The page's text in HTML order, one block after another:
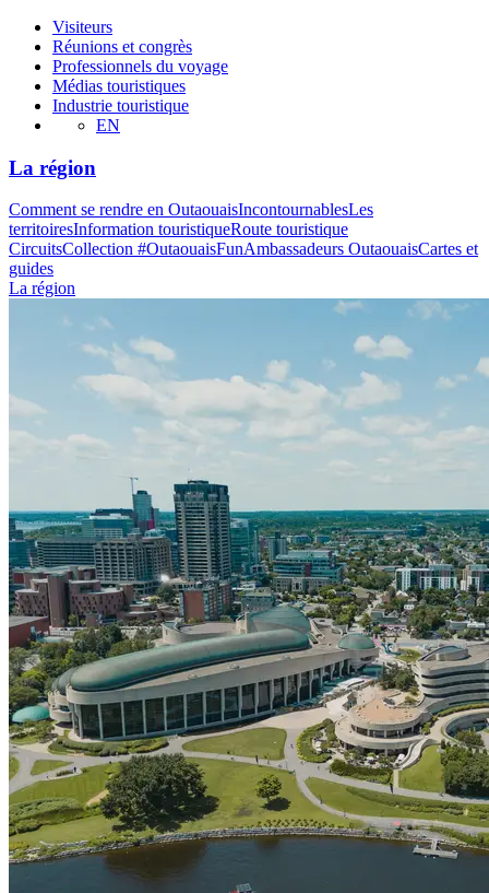
Visiteurs
Réunions et congrès
Professionnels du voyage
Médias touristiques
Industrie touristique
EN
La région
Comment se rendre en OutaouaisIncontournablesLes
territoiresInformation touristiqueRoute touristique
CircuitsCollection #OutaouaisFunAmbassadeurs OutaouaisCartes et
guides
La région